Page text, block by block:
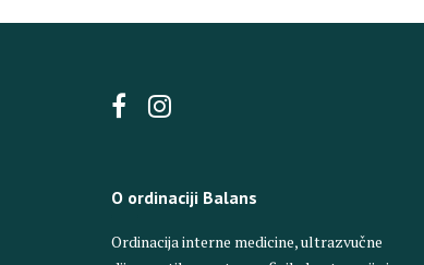
O ordinaciji Balans
Ordinacija interne medicine, ultrazvučne